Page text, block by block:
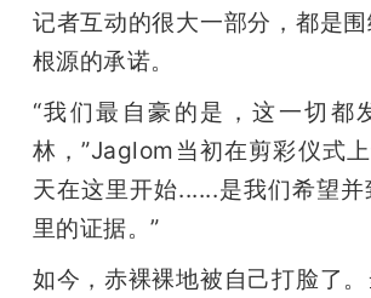
记者互动的很大一部分，都是
根源的承诺。
“我们最自豪的是，这一切都
林，”Jaglom当初在剪彩仪式
天在这里开始......是我们希望
里的证据。”
如今，赤裸裸地被自己打脸了